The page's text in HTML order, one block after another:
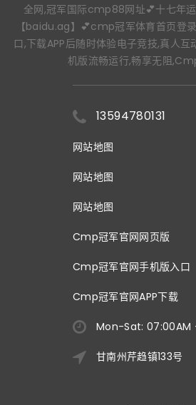
全网,冠军国际cmp88网址💕十七年
【baidu.ag】💕cmp冠军体育首页登
口,下载APP后随时体验电子竞技,真人
机版流畅运行,畅享无阻
13594780131
网站地图
网站地图
网站地图
Cmp冠军官网网页版
Cmp冠军官网手机版入口
Cmp冠军官网APP下载
Mon-Sat: 07:00AM
甘南州芹趋镇133号